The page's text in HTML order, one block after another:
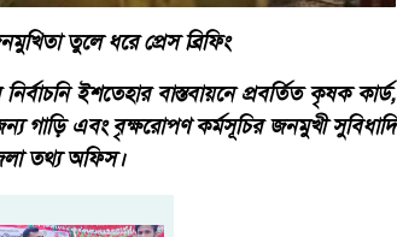
তুলে ধরে প্রেস ব্রিফিং
ইশতেহার বাস্তবায়নে প্রবর্তিত কৃষক কার্ড,
গাড়ি এবং বৃক্ষরোপণ কর্মসূচির জনমুখী সুবিধাদি
তথ্য অফিস।